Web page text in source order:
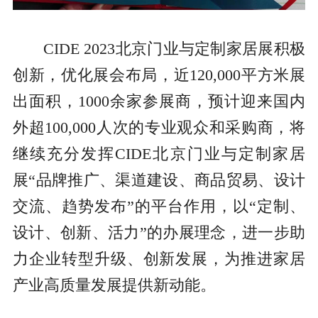
CIDE 2023北京门业与定制家居展积极
创新，优化展会布局，近120,000平方米展
出面积，1000余家参展商，预计迎来国内
外超100,000人次的专业观众和采购商，将
继续充分发挥CIDE北京门业与定制家居
展“品牌推广、渠道建设、商品贸易、设计
交流、趋势发布”的平台作用，以“定制、
设计、创新、活力”的办展理念，进一步助
力企业转型升级、创新发展，为推进家居
产业高质量发展提供新动能。